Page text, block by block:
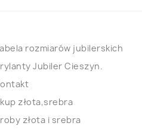
rozmiarów jubilerskich
Jubiler Cieszyn.
złota,srebra
złota i srebra